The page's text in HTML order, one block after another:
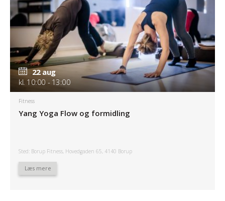
22 aug
kl. 10:00 - 13:00
Fitness
Yang Yoga Flow og formidling
Sted: Borup Fitness, Hovedgaden 65, 4140 Borup
Læs mere